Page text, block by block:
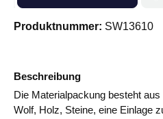
Produktnummer: SW13610
Beschreibung
Die Materialpackung besteht
Wolf, Holz, Steine, eine Einlage